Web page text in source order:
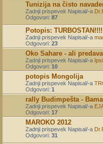
Tunizija na čisto
Zadnji prispevek Napisal/-a
Odgovori: 87
Potopis: TURBOSTAN!!!!
Zadnji prispevek Napisal/-a
Odgovori: 23
Oko Sahare - ali
Zadnji prispevek Napisal/-a
Odgovori: 10
potopis Mongolija
Zadnji prispevek Napisal/-a
Odgovori: 1
rally Budimpešta -
Zadnji prispevek Napisal/-a
Odgovori: 17
MAROKO 2012
Zadnji prispevek Napisal/-a
Odgovori: 31